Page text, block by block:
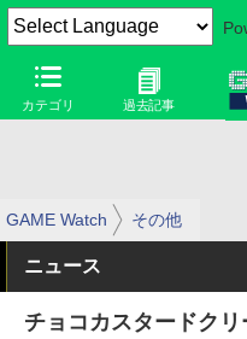
カテゴリ 過去記事
GAME Watch その他
ニュース
チョコカスタードク